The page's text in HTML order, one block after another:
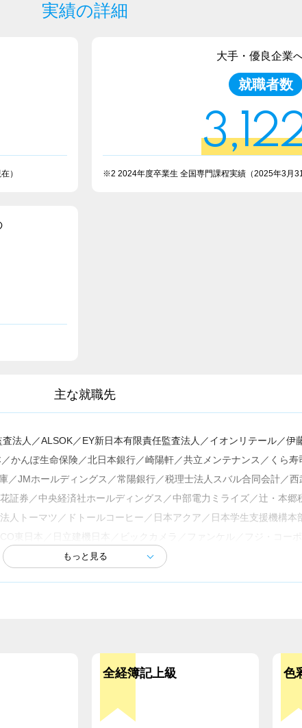
実績の詳細
）
大手・優良企業
就職者数
※2 2024年度卒業生 全国専門課程実績 （2025年3月
主な就職先
法人／ALSOK／EY新日本有限責任監査法人／イオンリテール／伊
かんぽ生命保険／北日本銀行／崎陽軒／共立メンテナンス／くら
JMホールディングス／常陽銀行／税理士法人スバル合同会計／
証券／中央経済社ホールディングス／中部電力ミライズ／辻・本郷
人トーマツ／ドトールコーヒー／日本アクア／日本学生支援機構本
東日本／日立建機日本／ビックカメラ／ファンケル／フジ・コー
ト／三越伊勢丹／三菱地所ホテルズ＆リゾーツ／三菱製紙／ミマキ
全経簿記上級 色